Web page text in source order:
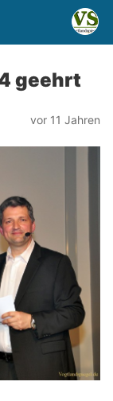
geehrt
vor 11 Jahren